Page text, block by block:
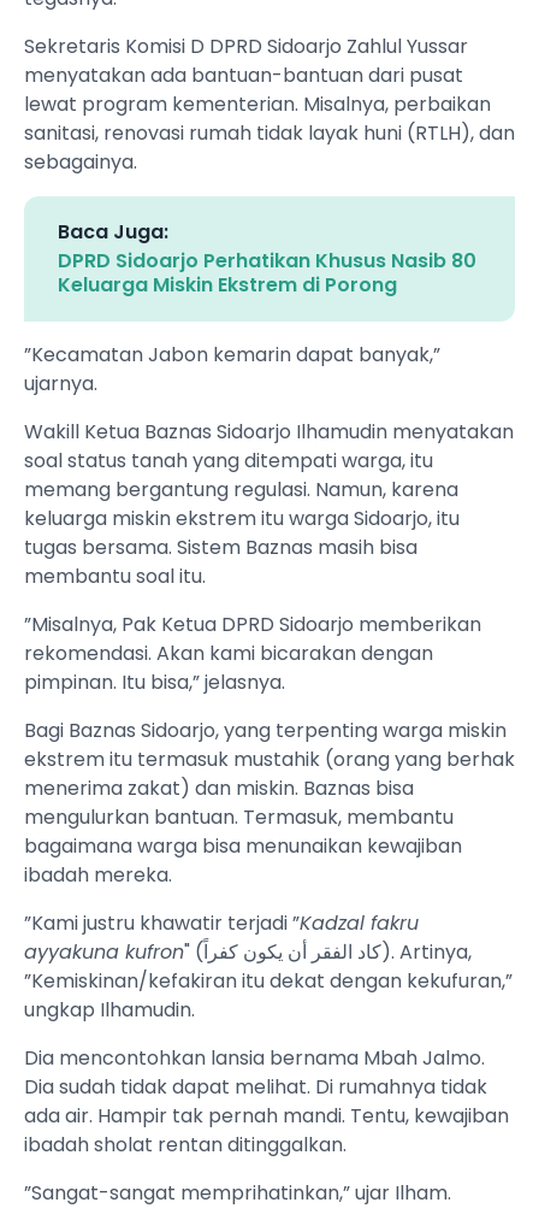
Sekretaris Komisi D DPRD Sidoarjo Zahlul Yussar
menyatakan ada bantuan-bantuan dari pusat
lewat program kementerian. Misalnya, perbaikan
sanitasi, renovasi rumah tidak layak huni (RTLH), dan
sebagainya.
Baca Juga:
DPRD Sidoarjo Perhatikan Khusus Nasib 80
Keluarga Miskin Ekstrem di Porong
”Kecamatan Jabon kemarin dapat banyak,”
ujarnya.
Wakill Ketua Baznas Sidoarjo Ilhamudin menyatakan
soal status tanah yang ditempati warga, itu
memang bergantung regulasi. Namun, karena
keluarga miskin ekstrem itu warga Sidoarjo, itu
tugas bersama. Sistem Baznas masih bisa
membantu soal itu.
”Misalnya, Pak Ketua DPRD Sidoarjo memberikan
rekomendasi. Akan kami bicarakan dengan
pimpinan. Itu bisa,” jelasnya.
Bagi Baznas Sidoarjo, yang terpenting warga miskin
ekstrem itu termasuk mustahik (orang yang berhak
menerima zakat) dan miskin. Baznas bisa
mengulurkan bantuan. Termasuk, membantu
bagaimana warga bisa menunaikan kewajiban
ibadah mereka.
”Kami justru khawatir terjadi ”Kadzal fakru
ayyakuna kufron" (كاد الفقر أن يكون كفراً). Artinya,
”Kemiskinan/kefakiran itu dekat dengan kekufuran,”
ungkap Ilhamudin.
Dia mencontohkan lansia bernama Mbah Jalmo.
Dia sudah tidak dapat melihat. Di rumahnya tidak
ada air. Hampir tak pernah mandi. Tentu, kewajiban
ibadah sholat rentan ditinggalkan.
”Sangat-sangat memprihatinkan,” ujar Ilham.